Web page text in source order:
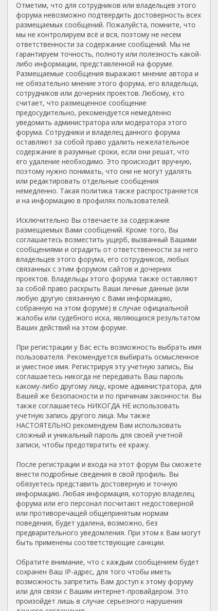
Отметим, что для сотрудников или владельцев этого
форума невозможно подтвердить достоверность всех
размещаемых сообщений. Пожалуйста, помните, что
мы не контролируем всё и вся, поэтому не несем
ответственности за содержание сообщений. Мы не
гарантируем точность, полноту или полезность какой-
либо информации, представленной на форуме.
Размещаемые сообщения выражают мнение автора и
не обязательно мнение этого форума, его владельца,
сотрудников или дочерних проектов. Любому, кто
считает, что размещенное сообщение
предосудительно, рекомендуется немедленно
уведомить администратора или модератора этого
форума. Сотрудники и владелец данного форума
оставляют за собой право удалить нежелательное
содержание в разумные сроки, если они решат, что
его удаление необходимо. Это происходит вручную,
поэтому нужно понимать, что они не могут удалять
или редактировать отдельные сообщения
немедленно. Такая политика также распространяется
и на информацию в профилях пользователей.
Исключительно Вы отвечаете за содержание
размещаемых Вами сообщений. Кроме того, Вы
соглашаетесь возместить ущерб, вызванный Вашими
сообщениями и оградить от ответственности за него
владельцев этого форума, его сотрудников, любых
связанных с этим форумом сайтов и дочерних
проектов. Владельцы этого форума также оставляют
за собой право раскрыть Ваши личные данные (или
любую другую связанную с Вами информацию,
собранную на этом форуме) в случае официальной
жалобы или судебного иска, являющихся результатом
Ваших действий на этом форуме.
При регистрации у Вас есть возможность выбрать имя
пользователя. Рекомендуется выбирать осмысленное
и уместное имя. Регистрируя эту учетную запись, Вы
соглашаетесь никогда не передавать Ваш пароль
какому-либо другому лицу, кроме администратора, для
Вашей же безопасности и по причинам законности. Вы
также соглашаетесь НИКОГДА НЕ использовать
учетную запись другого лица. Мы также
НАСТОЯТЕЛЬНО рекомендуем Вам использовать
сложный и уникальный пароль для своей учетной
записи, чтобы предотвратить её кражу.
После регистрации и входа на этот форум Вы сможете
внести подробные сведения в свой профиль. Вы
обязуетесь представить достоверную и точную
информацию. Любая информация, которую владелец
форума или его персонал посчитают недостоверной
или противоречащей общепринятым нормам
поведения, будет удалена, возможно, без
предварительного уведомления. При этом к Вам могут
быть применены соответствующие санкции.
Обратите внимание, что с каждым сообщением будет
сохранен Ваш IP-адрес, для того чтобы иметь
возможность запретить Вам доступ к этому форуму
или для связи с Вашим интернет-провайдером. Это
произойдет лишь в случае серьезного нарушения